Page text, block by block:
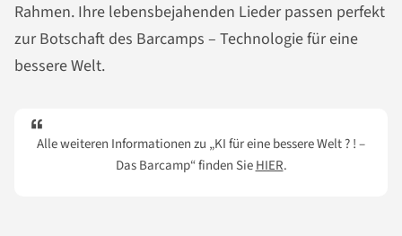
Rahmen. Ihre lebensbejahenden Lieder passen perfekt
zur Botschaft des Barcamps – Technologie für eine
bessere Welt.
Alle weiteren Informationen zu „KI für eine bessere Welt ? ! –
Das Barcamp“ finden SieHIER.